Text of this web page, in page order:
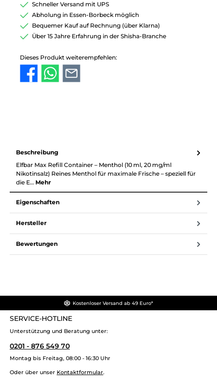
Schneller Versand mit UPS
Abholung in Essen-Borbeck möglich
Bequemer Kauf auf Rechnung (über Klarna)
Über 15 Jahre Erfahrung in der Shisha-Branche
Dieses Produkt weiterempfehlen:
Beschreibung
Elfbar Max Refill Container – Menthol (10 ml, 20 mg/ml
Nikotinsalz) Reines Menthol für maximale Frische – speziell für
die E… Mehr
Eigenschaften
Hersteller
Bewertungen
Kostenloser Versand ab 49 Euro*
SERVICE-HOTLINE
Unterstützung und Beratung unter:
0201 - 876 549 70
Montag bis Freitag, 08:00 - 16:30 Uhr
Oder über unser Kontaktformular.